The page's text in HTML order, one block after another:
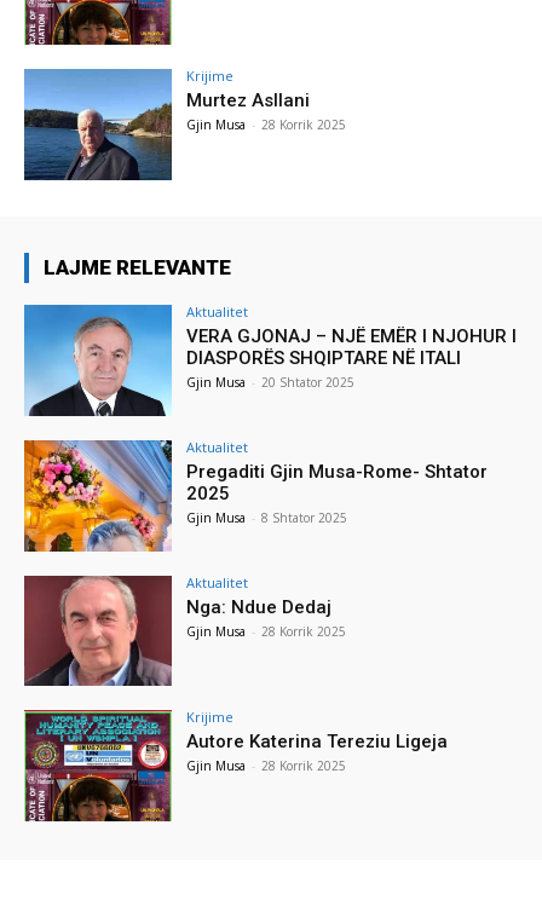
Krijime
Murtez Asllani
Gjin Musa - 28 Korrik 2025
LAJME RELEVANTE
Aktualitet
VERA GJONAJ – NJË EMËR I NJOHUR I
DIASPORËS SHQIPTARE NË ITALI
Gjin Musa - 20 Shtator 2025
Aktualitet
Pregaditi Gjin Musa-Rome- Shtator
2025
Gjin Musa - 8 Shtator 2025
Aktualitet
Nga: Ndue Dedaj
Gjin Musa - 28 Korrik 2025
Krijime
Autore Katerina Tereziu Ligeja
Gjin Musa - 28 Korrik 2025